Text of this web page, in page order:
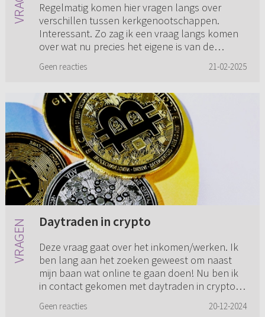
Regelmatig komen hier vragen langs over
verschillen tussen kerkgenootschappen.
Interessant. Zo zag ik een vraag langs komen
over wat nu precies het eigene is van de
Geen reacties 21-02-2025
Daytraden in crypto
Deze vraag gaat over het inkomen/werken. Ik
ben lang aan het zoeken geweest om naast
mijn baan wat online te gaan doen! Nu ben ik
in contact gekomen met daytraden in crypto.
Geen reacties 20-12-2024